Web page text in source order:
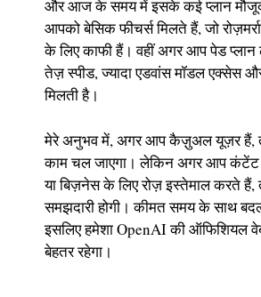
और आज के समय में इसके कई प्लान मौजूद
आपको बेसिक फीचर्स मिलते हैं, जो
के लिए काफी हैं। वहीं अगर आप पेड
तेज़ स्पीड, ज्यादा एडवांस मॉडल एक्सेस
मिलती है।
मेरे अनुभव में, अगर आप कैज़ुअल यूज़र हैं,
काम चल जाएगा। लेकिन अगर आप कंटेंट
या बिज़नेस के लिए रोज़ इस्तेमाल करते हैं,
समझदारी होगी। कीमत समय के साथ
इसलिए हमेशा OpenAI की ऑफिशियल
बेहतर रहेगा।